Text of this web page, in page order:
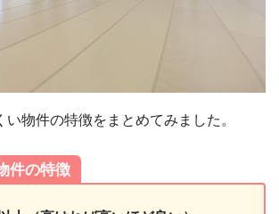
い物件の特徴をまとめてみました。
件の特徴